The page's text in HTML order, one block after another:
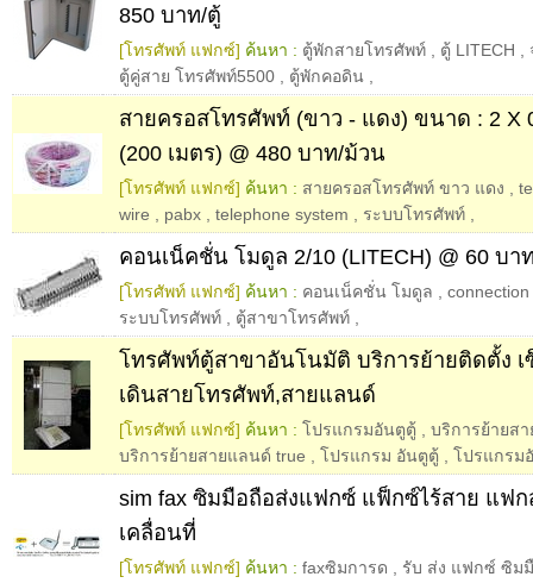
850 บาท/ตู้
[โทรศัพท์ แฟกซ์] ค้นหา : ตู้พักสายโทรศัพท์ ตู้ LITECH
ตู้คู่สาย โทรศัพท์5500
ตู้พักคอดิน
สายครอสโทรศัพท์ (ขาว - แดง) ขนาด : 2 X
(200 เมตร) @ 480 บาท/ม้วน
[โทรศัพท์ แฟกซ์] ค้นหา : สายครอสโทรศัพท์ ขาว แดง
wire
pabx telephone system ระบบโทรศัพท์
คอนเน็คชั่น โมดูล 2/10 (LITECH) @ 60 บา
[โทรศัพท์ แฟกซ์] ค้นหา : คอนเน็คชั่น โมดูล
ระบบโทรศัพท์
ตู้สาขาโทรศัพท์
โทรศัพท์ตู้สาขาอันโนมัติ บริการย้ายติดตั้ง
เดินสายโทรศัพท์,สายแลนด์
[โทรศัพท์ แฟกซ์] ค้นหา : โปรแกรมอันตูตู้
บริการย้ายส
บริการย้ายสายแลนด์ true
โปรแกรม อันตูตู้ โปรแกรม
sim fax ซิมมือถือส่งแฟกซ์ แฟ็กซ์ไร้สาย แฟ
เคลื่อนที่
[โทรศัพท์ แฟกซ์] ค้นหา : faxซิมการด
รับ ส่ง แฟกซ์ ซิม